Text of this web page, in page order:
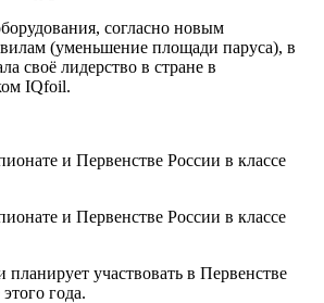
согласно новым
(уменьшение площади паруса), в
своё лидерство в стране в
IQfoil.
и Первенстве России в классе
и Первенстве России в классе
планирует участвовать в Первенстве
года.